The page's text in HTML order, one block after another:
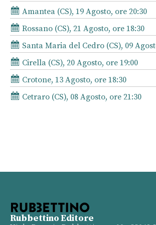
Amantea (CS), 19 Agosto, ore 20:30
Rossano (CS), 21 Agosto, ore 18:30
Santa Maria del Cedro (CS), 09
Cirella (CS), 20 Agosto, ore 19:00
Crotone, 13 Agosto, ore 18:30
Cetraro (CS), 08 Agosto, ore 21:30
Rubbettino Editore